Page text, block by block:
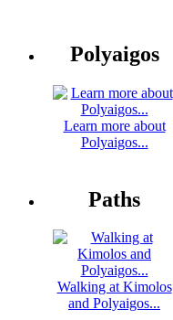
Polyaigos
Learn more about
Polyaigos...
Paths
Walking at Kimolos
and Polyaigos...